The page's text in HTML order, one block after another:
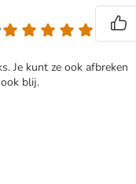
Je kunt ze ook afbreken
blij.